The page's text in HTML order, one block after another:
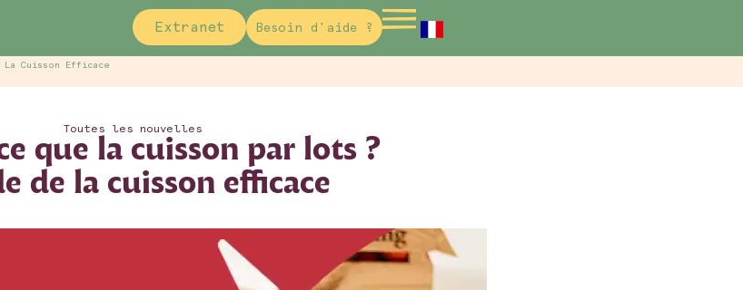
Extranet Besoin d'aide ?
La Cuisson Efficace
Toutes les nouvelles
que la cuisson par lots ?
de la cuisson efficace